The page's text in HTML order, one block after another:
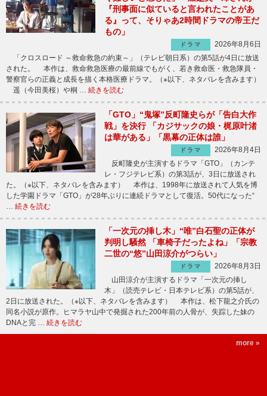
『刑事面に似ていると言われたことがあ
る』って、そりゃあ2時間ドラマの帝王だ
もの」
ドラマ
2026年8月6日
「クロスロード ～救命救急の約束～」（テレビ朝日系）の第5話が4日に放送
された。 本作は、救命救急医療の最前線でもがく、若き救命医・救急隊員・
警察官らの正義と成長を描く本格医療ドラマ。（※以下、ネタバレを含みます）
遥（今田美桜）や桐 … 続きを読む
「GTO」“鬼塚”反町隆史らが「告白大作
戦」を決行 「カジサックの娘・梶原叶渚
は華がある」「黒幕の正体は誰」
ドラマ
2026年8月4日
反町隆史が主演するドラマ「GTO」（カンテ
レ・フジテレビ系）の第3話が、3日に放送され
た。（※以下、ネタバレを含みます） 本作は、1998年に放送されて人気を博
した学園ドラマ「GTO」が28年ぶりに連続ドラマとして復活。50代になった“
続きを読む
「一次元の挿し木」“唯”白石聖の正体が
判明し騒然 「車椅子だったよね」「宗教
二世の“悠”山田涼介がつらい」
ドラマ
2026年8月3日
山田涼介が主演するドラマ「一次元の挿し
木」（読売テレビ・日本テレビ系）の第5話が、
2日に放送された。（※以下、ネタバレを含みます） 本作は、松下龍之介氏の
同名小説が原作。ヒマラヤ山中で発掘された200年前の人骨が、失踪した妹の
DNAと完 … 続きを読む
more »